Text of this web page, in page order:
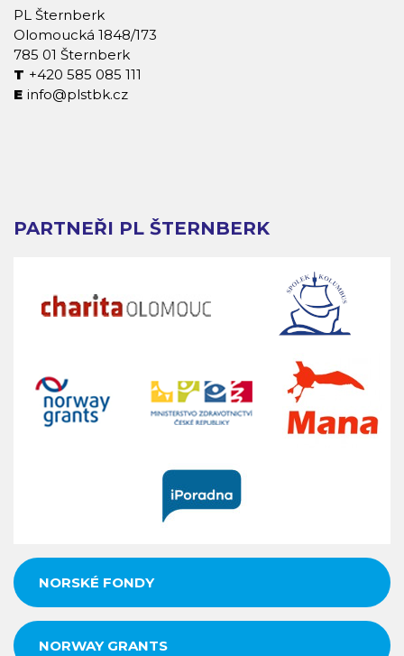
PL Šternberk
Olomoucká 1848/173
785 01 Šternberk
+420 585 085 111
info@plstbk.cz
PARTNEŘI PL ŠTERNBERK
NORSKÉ FONDY
NORWAY GRANTS